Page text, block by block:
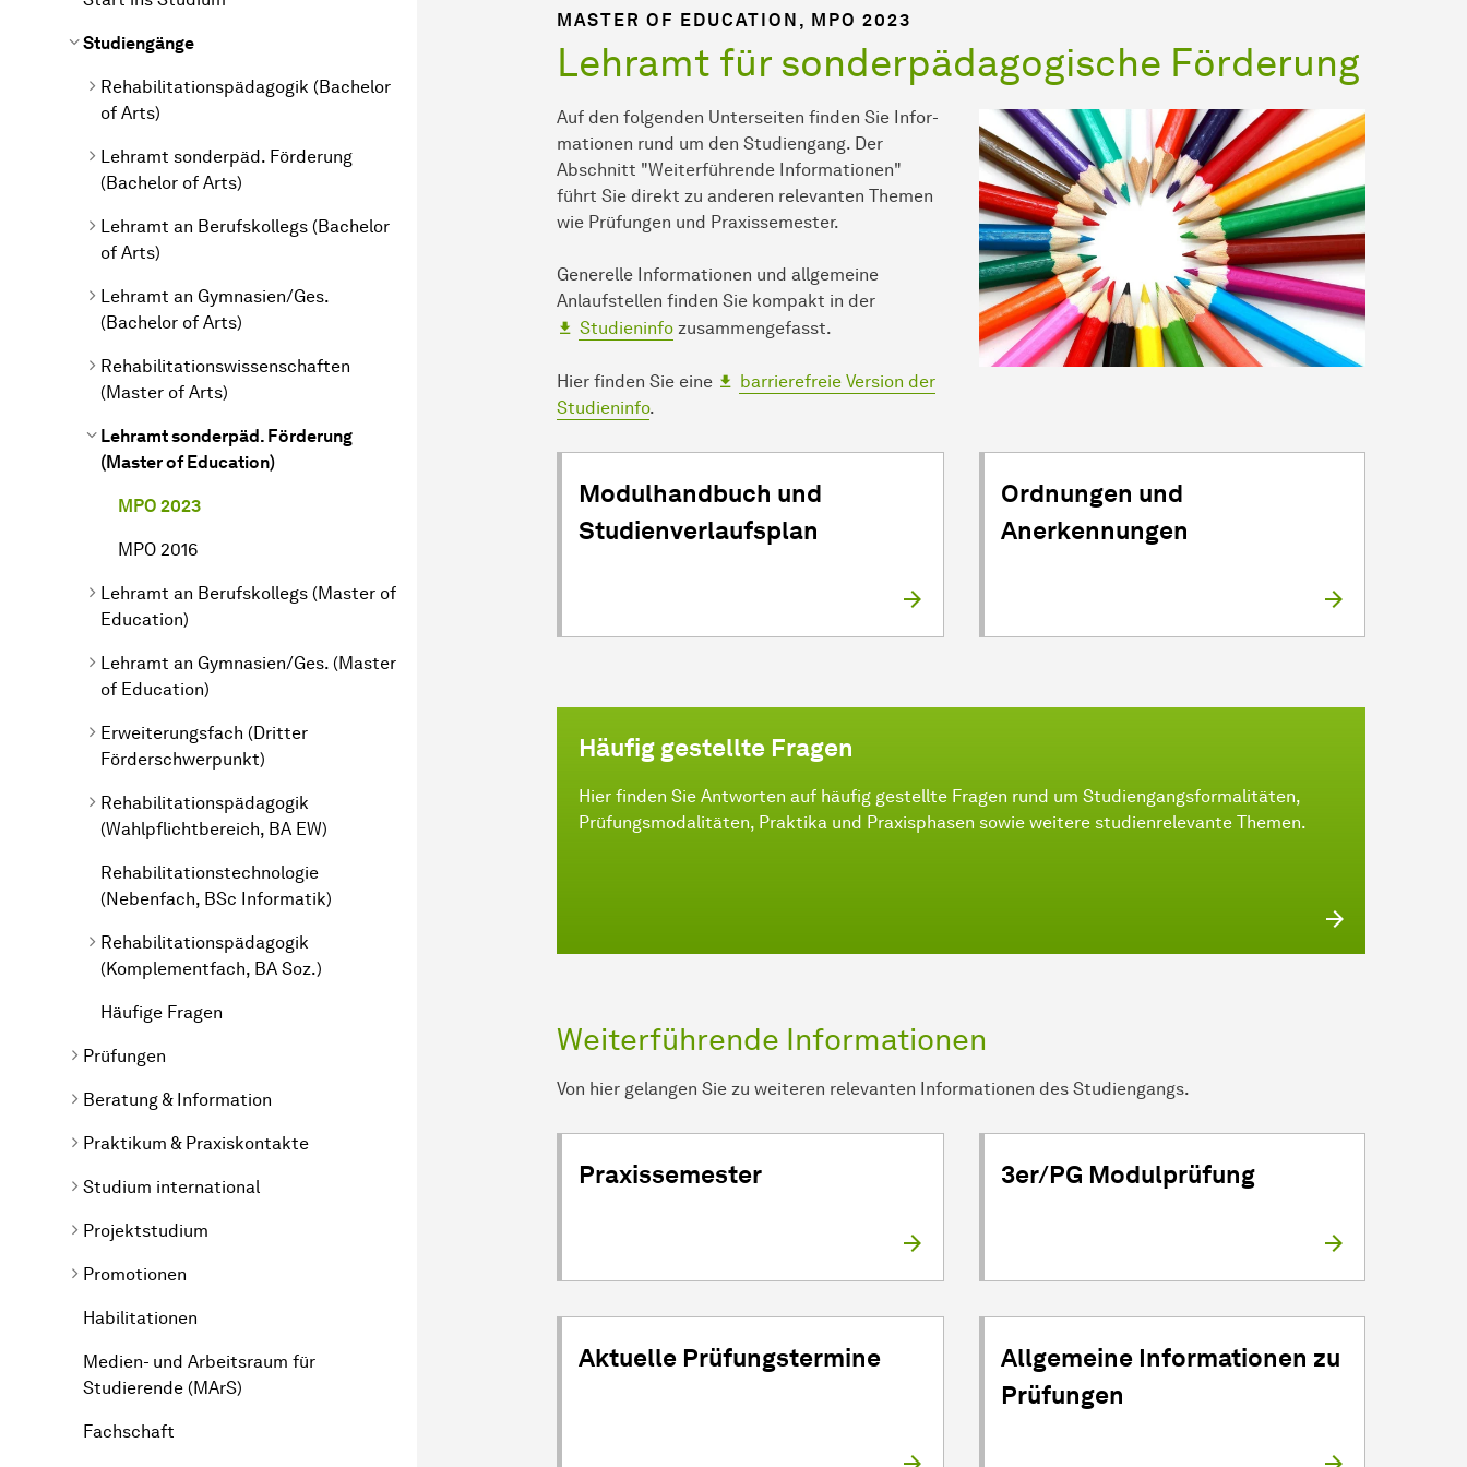
Studiengänge
Rehabilitations­pädagogik (Bachelor
of Arts)
Lehramt sonderpäd. Förderung
(Bachelor of Arts)
Lehramt an Berufskollegs (Bachelor
of Arts)
Lehramt an Gymnasien/Ges.
(Bachelor of Arts)
Rehabilitationswissenschaften
(Master of Arts)
Lehramt sonderpäd. Förderung
(Master of Education)
MPO 2023
MPO 2016
Lehramt an Berufskollegs (Master of
Education)
Lehramt an Gymnasien/Ges. (Master
of Education)
Erweiterungsfach (Dritter
Förderschwerpunkt)
Rehabilitations­pädagogik
(Wahlpflichtbereich, BA EW)
Reha­bilitations­technologie
(Nebenfach, BSc Informatik)
Rehabilitations­pädagogik
(Komplementfach, BA Soz.)
Häufige Fragen
Prüfungen
Beratung & Information
Praktikum & Praxiskontakte
Studium international
Projektstudium
Promotionen
Habilitationen
Medien- und Arbeitsraum für
Studierende (MArS)
Fachschaft
MASTER OF EDUCATION, MPO 2023
Lehramt für sonderpädagogische Förderung
Auf den folgenden Unterseiten finden Sie In­for­
ma­ti­onen rund um den Studiengang. Der
Abschnitt "Weiterführende In­for­ma­ti­onen"
führt Sie direkt zu anderen relevanten Themen
wie Prüfungen und Praxissemester.
Generelle Informationen und allgemeine
Anlaufstellen finden Sie kompakt in der
Studieninfo zusammengefasst.
Hier finden Sie eine
barrierefreie Version der
Studieninfo.
Modulhandbuch und
Studienverlaufsplan
Ordnungen und
Anerkennungen
Häufig gestellte Fragen
Hier finden Sie Antworten auf häufig gestellte Fragen rund um Studiengangsformalitäten,
Prüfungsmodalitäten, Praktika und Praxisphasen sowie weitere studienrelevante Themen.
Weiterführende Informationen
Von hier gelangen Sie zu weiteren relevanten Informationen des Studiengangs.
Praxissemester 3er/PG Modulprüfung
Aktuelle Prüfungstermine
Allgemeine Informationen zu
Prüfungen